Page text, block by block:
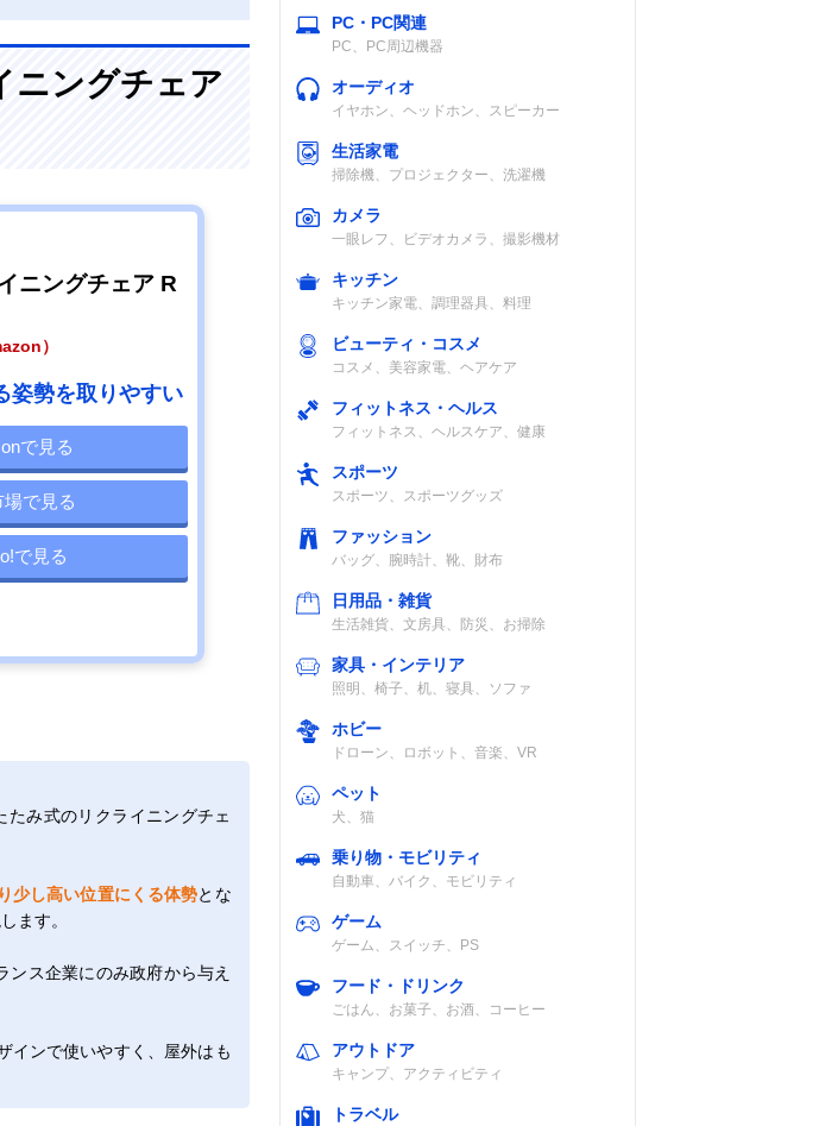
ニングチェア
ニングチェア R
）
姿勢を取りやすい
で見る
で見る
で見る
み式のリクライニングチェ
少し高い位置にくる体勢とな
ます。
ンス企業にのみ政府から与え
インで使いやすく、屋外はも
PC・PC関連
PC、PC周辺機器
オーディオ
イヤホン、ヘッドホン、スピーカー
生活家電
掃除機、プロジェクター、洗濯機
カメラ
一眼レフ、ビデオカメラ、撮影機材
キッチン
キッチン家電、調理器具、料理
ビューティ・コスメ
コスメ、美容家電、ヘアケア
フィットネス・ヘルス
フィットネス、ヘルスケア、健康
スポーツ
スポーツ、スポーツグッズ
ファッション
バッグ、腕時計、靴、財布
日用品・雑貨
生活雑貨、文房具、防災、お掃除
家具・インテリア
照明、椅子、机、寝具、ソファ
ホビー
ドローン、ロボット、音楽、VR
ペット
犬、猫
乗り物・モビリティ
自動車、バイク、モビリティ
ゲーム
ゲーム、スイッチ、PS
フード・ドリンク
ごはん、お菓子、お酒、コーヒー
アウトドア
キャンプ、アクティビティ
トラベル